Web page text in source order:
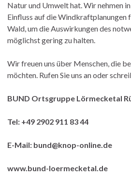
Natur und Umwelt hat. Wir nehmen
Einfluss auf die Windkraftplanungen
Wald, um die Auswirkungen des
möglichst gering zu halten.
Wir freuen uns über Menschen, die
möchten. Rufen Sie uns an oder
BUND Ortsgruppe Lörmecketal
Tel: +49 2902 911 83 44
E-Mail: bund@knop-online.de
www.bund-loermecketal.de